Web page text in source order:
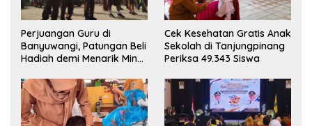
Perjuangan Guru di
Banyuwangi, Patungan Beli
Hadiah demi Menarik Minat
Cek Kesehatan Gratis Anak
Sekolah di Tanjungpinang
Periksa 49.343 Siswa